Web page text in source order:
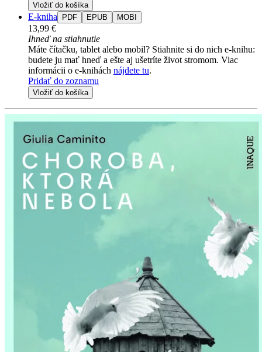
Vložiť do košíka
E-kniha PDF EPUB MOBI
13,99 €
Ihneď na stiahnutie
Máte čítačku, tablet alebo mobil? Stiahnite si do nich e-knihu:
budete ju mať hneď a ešte aj ušetríte život stromom. Viac
informácii o e-knihách nájdete tu.
Pridať do zoznamu
Vložiť do košíka